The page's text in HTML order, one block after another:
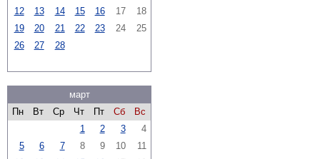
12
13 14 15 16 17
18
19
20 21 22 23 24
25
26
27 28
март
Пн
Вт Ср Чт Пт Сб
Вс
1
2 3
4
5
6 7 8 9 10
11